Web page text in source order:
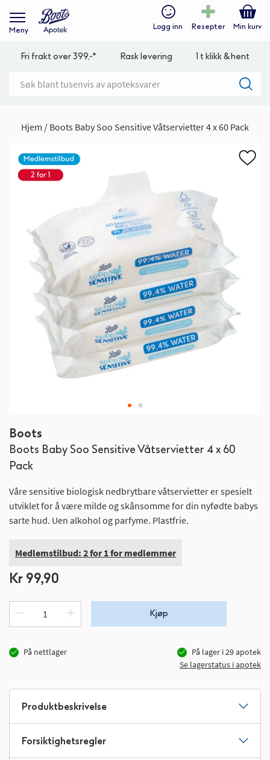
Meny Logg inn Resepter Min kurv
Fri frakt over 399,-* Rask levering 1 t klikk & hent
Hjem Boots Baby Soo Sensitive Våtservietter 4 x 60 Pack
Boots
Boots Baby Soo Sensitive Våtservietter 4 x 60
Pack
Våre sensitive biologisk nedbrytbare våtservietter er spesielt
utviklet for å være milde og skånsomme for din nyfødte babys
sarte hud. Uen alkohol og parfyme. Plastfrie.
Medlemstilbud: 2 for 1 for medlemmer
Kr 99,90
Kjøp
På nettlager På lager i29apotek
Se lagerstatus i apotek
slutten
til
begynnelsen
av
Produktbeskrivelse
Forsiktighetsregler